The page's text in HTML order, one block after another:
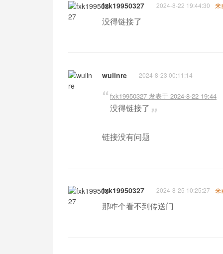
fxk19950327 2024-8-22 19:44:30 来
没得链接了
wulinre 2024-8-23 00:11:14
fxk19950327 发表于 2024-8-22 19:44
没得链接了
链接没有问题
fxk19950327 2024-8-25 10:25:27 来
那咋个看不到传送门